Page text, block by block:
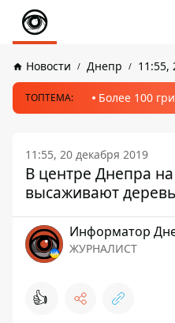
Новости Днепр 11:55,
ТОПТЕМА: Более 100
11:55, 20 декабря 2019
В центре Днепра
высаживают
Информатор
ЖУРНАЛИСТ
👍